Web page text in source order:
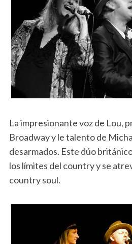
La impresionante voz de Lou,
Broadway y le talento de
desarmados. Este dúo
los límites del country y se
country soul.